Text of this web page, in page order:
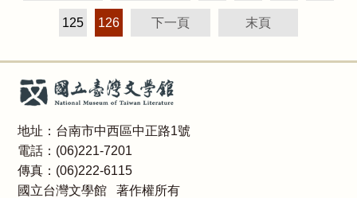
125 126 下一頁 末頁
地址：台南市中西區中正路1號
電話：(06)221-7201
傳真：(06)222-6115
國立台灣文學館 著作權所有